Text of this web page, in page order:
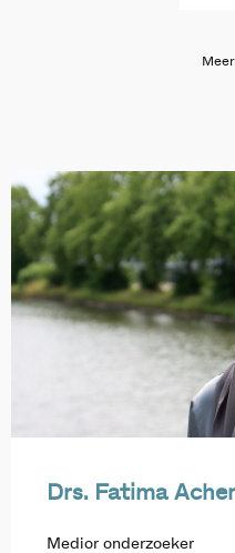
Huiselijk geweld
Inburgering nieuwkomers
Ondermijning,
Onderwijs en
Drs. Fatima
Medior onderzoeker